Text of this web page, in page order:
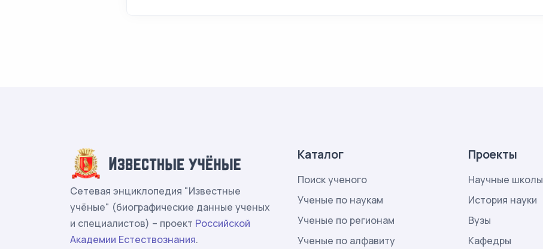
Сетевая энциклопедия "Известные
учёные" (биографические данные ученых
и специалистов) – проект Российской
Академии Естествознания.
Каталог
Поиск ученого
Ученые по наукам
Ученые по регионам
Ученые по алфавиту
Проекты
Научные школы
История науки
Вузы
Кафедры